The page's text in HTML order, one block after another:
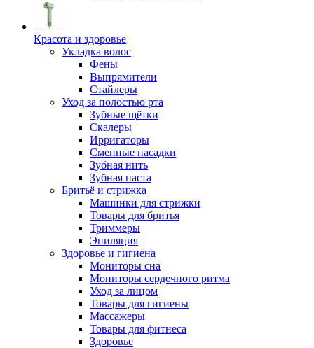
Красота и здоровье
Укладка волос
Фены
Выпрямители
Стайлеры
Уход за полостью рта
Зубные щётки
Скалеры
Ирригаторы
Сменные насадки
Зубная нить
Зубная паста
Бритьё и стрижка
Машинки для стрижки
Товары для бритья
Триммеры
Эпиляция
Здоровье и гигиена
Мониторы сна
Мониторы сердечного ритма
Уход за лицом
Товары для гигиены
Массажеры
Товары для фитнеса
Здоровье